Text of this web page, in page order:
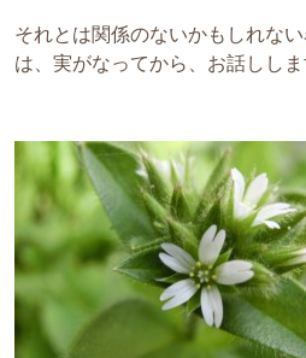
それとは関係のないかもしれな
は、実がなってから、お話ししま